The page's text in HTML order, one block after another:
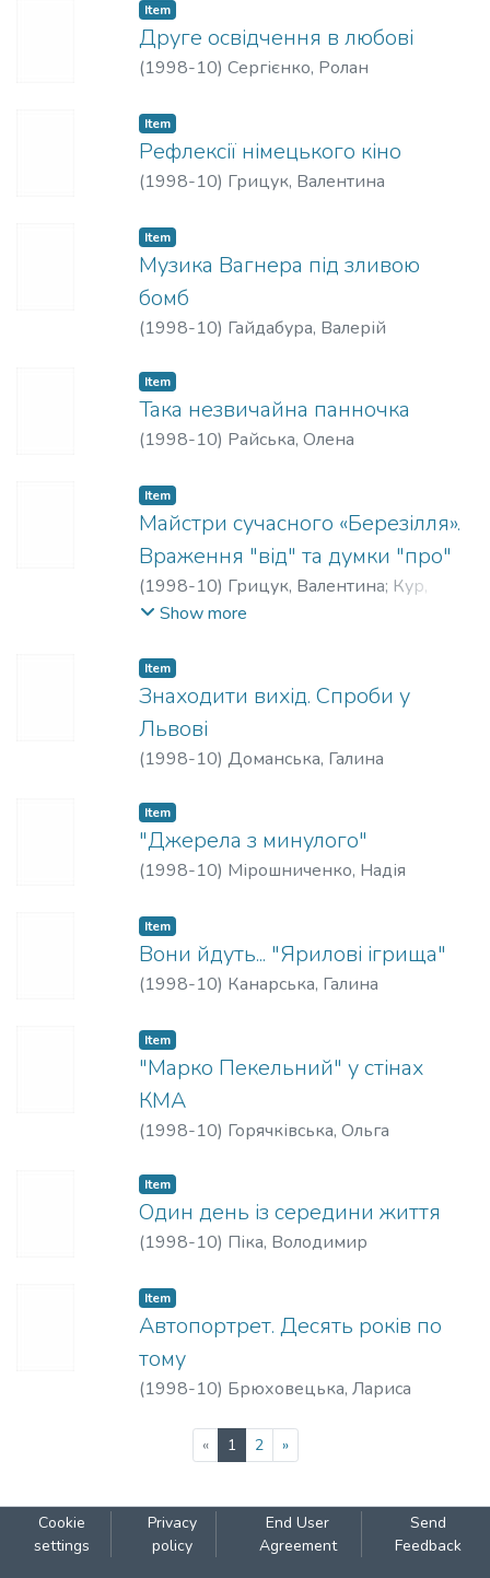
Item
Друге освідчення в любові
(1998-10) Сергієнко, Ролан
Item
Рефлексії німецького кіно
(1998-10) Грицук, Валентина
Item
Музика Вагнера під зливою
бомб
(1998-10) Гайдабура, Валерій
Item
Така незвичайна панночка
(1998-10) Райська, Олена
Item
Майстри сучасного «Березілля».
Враження "від" та думки "про"
(1998-10) Грицук, Валентина; Кур,
Тетяна;Іваненко, Лариса
Черкашина, Марина
Ніна
Show more
Item
Знаходити вихід. Спроби у
Львові
(1998-10) Доманська, Галина
Item
"Джерела з минулого"
(1998-10) Мірошниченко, Надія
Item
Вони йдуть... "Ярилові ігрища"
(1998-10) Канарська, Галина
Item
"Марко Пекельний" у стінах
КМА
(1998-10) Горячківська, Ольга
Item
Один день із середини життя
(1998-10) Піка, Володимир
Item
Автопортрет. Десять років по
тому
(1998-10) Брюховецька, Лариса
« 1(current)
2 »
Cookie
settings
Privacy
policy
End User
Agreement
Send
Feedback